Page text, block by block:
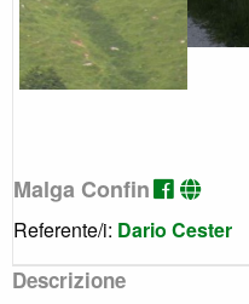
Malga Confin
Referente/i: Dario Cester
Descrizione